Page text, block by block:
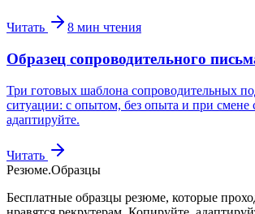
Читать 8 мин чтения
Образец сопроводительного
Три готовых шаблона сопроводительных
ситуации: с опытом, без опыта и при смене
адаптируйте.
Читать
Резюме.Образцы
Бесплатные образцы резюме, которые